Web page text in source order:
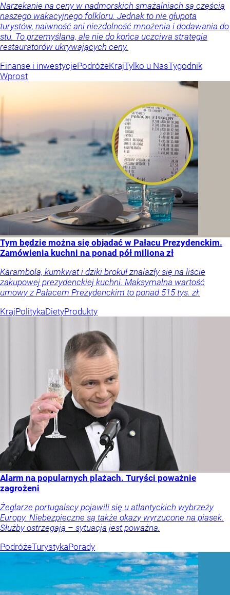
Narzekanie na ceny w nadmorskich smażalniach są częścią
naszego wakacyjnego folkloru. Jednak to nie głupota
turystów, naiwność ani niezdolność mnożenia i dodawania do
stu. To przemyślana, ale nie do końca uczciwa strategia
restauratorów ukrywających ceny.
Finanse i inwestycjePodróżeKrajTylko u NasTygodnik
Wprost
Tym będzie można się objadać w Pałacu Prezydenckim.
Zamówienia kuchni na ponad pół miliona zł
Karambola, kumkwat i dziki brokuł znalazły się na liście
zakupowej prezydenckiej kuchni. Maksymalna wartość
umowy z Pałacem Prezydenckim to ponad 515 tys. zł.
KrajPolitykaDietyProdukty
Alarm na popularnych plażach. Turyści poważnie
zagrożeni
Żeglarze portugalscy pojawili się u atlantyckich wybrzeży
Europy. Niebezpieczne są także okazy wyrzucone na piasek.
Służby ostrzegają – sytuacja jest poważna.
PodróżeTurystykaPorady